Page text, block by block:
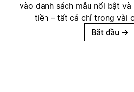
vào danh sách mẫu nổi bật
tiền – tất cả chỉ trong vài
Bắt đầu →